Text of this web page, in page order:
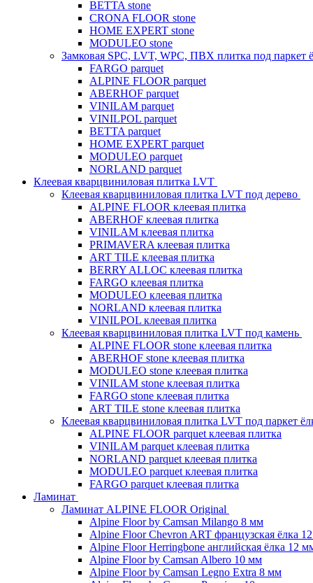
BETTA stone
CRONA FLOOR stone
HOME EXPERT stone
MODULEO stone
Замковая SPC, LVT, WPC, ПВХ плитка под паркет
FARGO parquet
ALPINE FLOOR parquet
ABERHOF parquet
VINILAM parquet
VINILPOL parquet
BETTA parquet
HOME EXPERT parquet
MODULEO parquet
NORLAND parquet
Клеевая кварцвиниловая плитка LVT
Клеевая кварцвиниловая плитка LVT под дерево
ALPINE FLOOR клеевая плитка
ABERHOF клеевая плитка
VINILAM клеевая плитка
PRIMAVERA клеевая плитка
ART TILE клеевая плитка
BERRY ALLOC клеевая плитка
FARGO клеевая плитка
MODULEO клеевая плитка
NORLAND клеевая плитка
VINILPOL клеевая плитка
Клеевая кварцвиниловая плитка LVT под камень
ALPINE FLOOR stone клеевая плитка
ABERHOF stone клеевая плитка
MODULEO stone клеевая плитка
VINILAM stone клеевая плитка
FARGO stone клеевая плитка
ART TILE stone клеевая плитка
Клеевая кварцвиниловая плитка LVT под паркет
ALPINE FLOOR parquet клеевая плитка
VINILAM parquet клеевая плитка
NORLAND parquet клеевая плитка
MODULEO parquet клеевая плитка
FARGO parquet клеевая плитка
Ламинат
Ламинат ALPINE FLOOR Original
Alpine Floor by Camsan Milango 8 мм
Alpine Floor Chevron ART французская ёлка
Alpine Floor Herringbone английская ёлка 12
Alpine Floor by Camsan Albero 10 мм
Alpine Floor by Camsan Legno Extra 8 мм